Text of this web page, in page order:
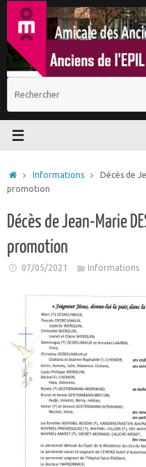
Passer
contenu
Accueil
Informations
Décès de
promotion
Décès de Jean-Marie
promotion
07/05/2021 Informations